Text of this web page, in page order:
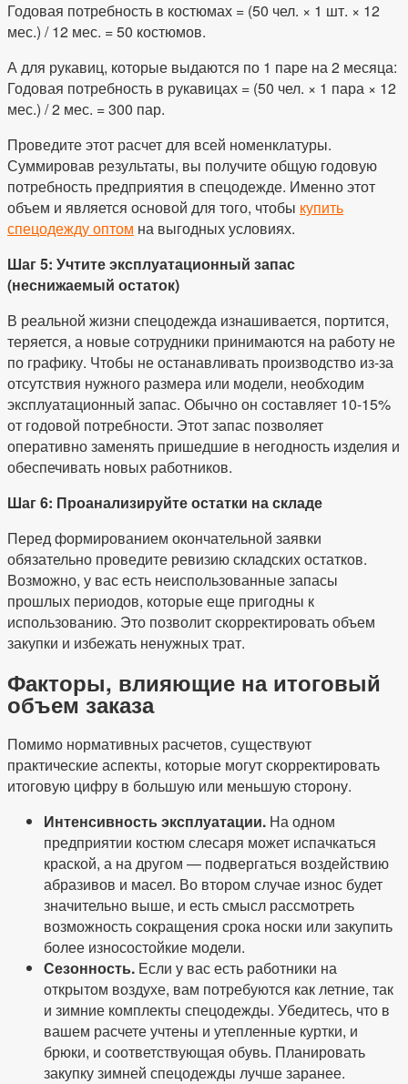
Годовая потребность в костюмах = (50 чел. × 1 шт. × 12
мес.) / 12 мес. = 50 костюмов.
А для рукавиц, которые выдаются по 1 паре на 2 месяца:
Годовая потребность в рукавицах = (50 чел. × 1 пара × 12
мес.) / 2 мес. = 300 пар.
Проведите этот расчет для всей номенклатуры.
Суммировав результаты, вы получите общую годовую
потребность предприятия в спецодежде. Именно этот
объем и является основой для того, чтобы купить
спецодежду оптом на выгодных условиях.
Шаг 5: Учтите эксплуатационный запас
(неснижаемый остаток)
В реальной жизни спецодежда изнашивается, портится,
теряется, а новые сотрудники принимаются на работу не
по графику. Чтобы не останавливать производство из-за
отсутствия нужного размера или модели, необходим
эксплуатационный запас. Обычно он составляет 10-15%
от годовой потребности. Этот запас позволяет
оперативно заменять пришедшие в негодность изделия и
обеспечивать новых работников.
Шаг 6: Проанализируйте остатки на складе
Перед формированием окончательной заявки
обязательно проведите ревизию складских остатков.
Возможно, у вас есть неиспользованные запасы
прошлых периодов, которые еще пригодны к
использованию. Это позволит скорректировать объем
закупки и избежать ненужных трат.
Факторы, влияющие на итоговый
объем заказа
Помимо нормативных расчетов, существуют
практические аспекты, которые могут скорректировать
итоговую цифру в большую или меньшую сторону.
Интенсивность эксплуатации. На одном
предприятии костюм слесаря может испачкаться
краской, а на другом — подвергаться воздействию
абразивов и масел. Во втором случае износ будет
значительно выше, и есть смысл рассмотреть
возможность сокращения срока носки или закупить
более износостойкие модели.
Сезонность. Если у вас есть работники на
открытом воздухе, вам потребуются как летние, так
и зимние комплекты спецодежды. Убедитесь, что в
вашем расчете учтены и утепленные куртки, и
брюки, и соответствующая обувь. Планировать
закупку зимней спецодежды лучше заранее.